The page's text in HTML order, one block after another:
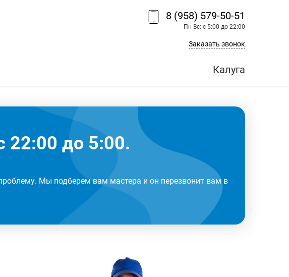
8 (958) 579-50-51
Пн-Вс: с 5:00 до 22:00
Заказать звонок
Калуга
22:00 до 5:00.
Мы подберем вам мастера и он перезвонит вам в